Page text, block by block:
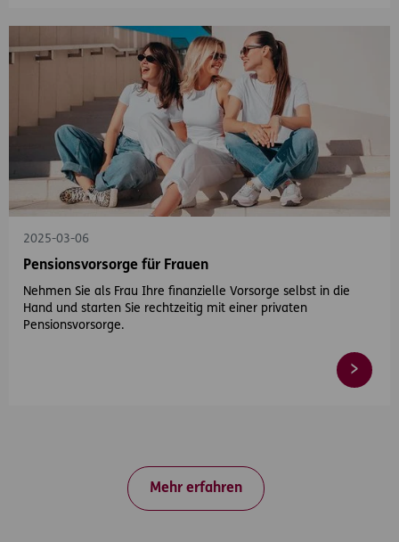
2025-03-06
Pensionsvorsorge für Frauen
Nehmen Sie als Frau Ihre finanzielle Vorsorge selbst in die
Hand und starten Sie rechtzeitig mit einer privaten
Pensionsvorsorge.
Mehr erfahren